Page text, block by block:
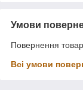
Умови
Повернення
Всі умови